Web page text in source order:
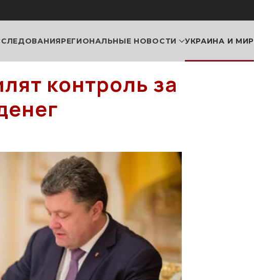
РЕГИОНАЛЬНЫЕ НОВОСТИ УКРАИНА И МИР
контроль за